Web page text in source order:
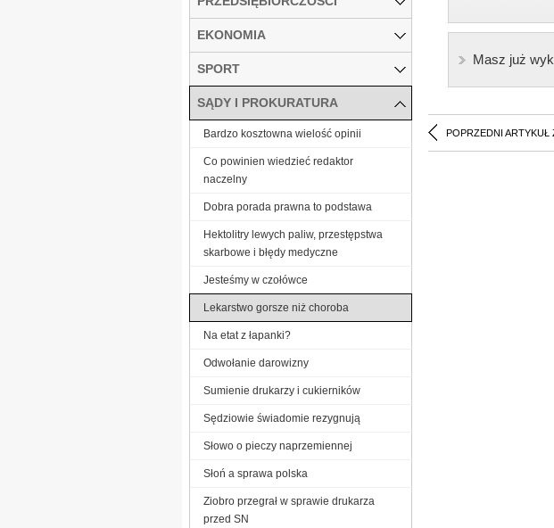
Masz już
POPRZEDNI ARTYKUŁ
EKONOMIA
SPORT
SĄDY I PROKURATURA
Bardzo kosztowna wielość opinii
Co powinien wiedzieć redaktor
naczelny
Dobra porada prawna to podstawa
Hektolitry lewych paliw, przestępstwa
skarbowe i błędy medyczne
Jesteśmy w czołówce
Lekarstwo gorsze niż choroba
Na etat z łapanki?
Odwołanie darowizny
Sumienie drukarzy i cukierników
Sędziowie świadomie rezygnują
Słowo o pieczy naprzemiennej
Słoń a sprawa polska
Ziobro przegrał w sprawie drukarza
przed SN